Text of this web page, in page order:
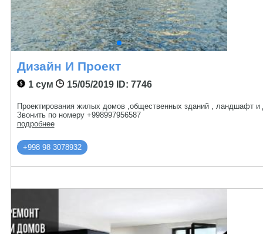
Дизайн И Проект
1 сум 15/05/2019ID: 7746
Проектирования жилых домов ,общественных зданий , ландшафт и
Звонить по номеру +998997956587
подробнее
+998 98 3078932